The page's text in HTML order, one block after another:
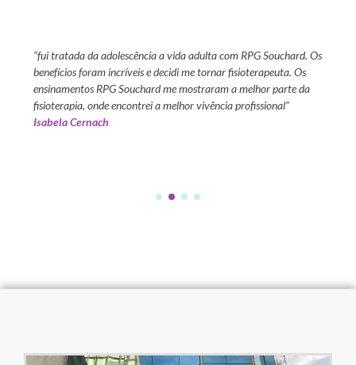
“fui tratada da adolescência a vida adulta com RPG Souchard. Os
benefícios foram incríveis e decidi me tornar fisioterapeuta. Os
ensinamentos RPG Souchard me mostraram a melhor parte da
fisioterapia, onde encontrei a melhor vivência profissional”
Isabela Cernach